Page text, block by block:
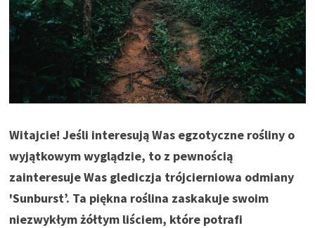
Witajcie! Jeśli interesują Was egzotyczne rośliny o
wyjątkowym wyglądzie, to z pewnością
zainteresuje Was glediczja trójcierniowa odmiany
'Sunburst’. Ta piękna roślina zaskakuje swoim
niezwykłym żółtym liściem, które potrafi